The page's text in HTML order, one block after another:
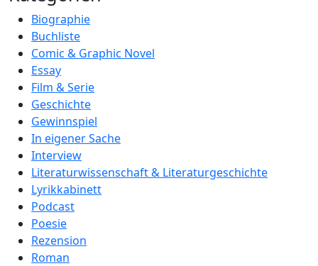
Biographie
Buchliste
Comic & Graphic Novel
Essay
Film & Serie
Geschichte
Gewinnspiel
In eigener Sache
Interview
Literaturwissenschaft & Literaturgeschichte
Lyrikkabinett
Podcast
Poesie
Rezension
Roman